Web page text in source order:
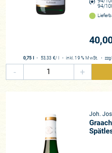
1969 übernahmen die beiden
Wolfgang Prüm das Weingut,
Geburtstag und ist mit Tochter
über 40 Jahren maßgebend
sind die Weine entstanden,
Das Weingut ist unauflöslich
Sonnenuhr verbunden, nicht
das Prüm’sche Etikett. Da
Weine aus dieser Lage – dem
94/
0,75 l ・ 53,33 €/ l ・inkl. 19 % MwSt. ・
- +
Joh.